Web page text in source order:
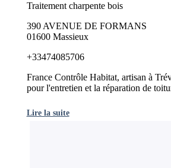
Traitement charpente bois
390 AVENUE DE FORMANS
01600 Massieux
+33474085706
France Contrôle Habitat, artisan à
pour l'entretien et la réparation de
Lire la suite